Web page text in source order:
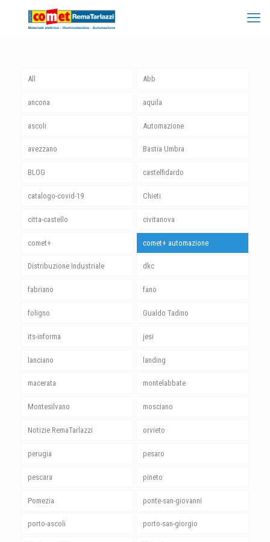
All Abb
ancona aquila
ascoli Automazione
avezzano Bastia Umbra
BLOG castelfidardo
catalogo-covid-19 Chieti
citta-castello civitanova
comet+ comet+ automazione
Distribuzione Industriale dkc
fabriano fano
foligno Gualdo Tadino
its-informa jesi
lanciano landing
macerata montelabbate
Montesilvano mosciano
Notizie RemaTarlazzi orvieto
perugia pesaro
pescara pineto
Pomezia ponte-san-giovanni
porto-ascoli porto-san-giorgio